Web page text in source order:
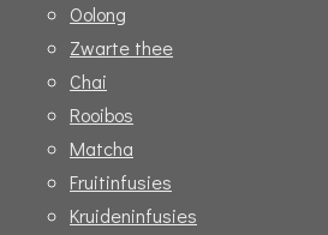
Oolong
Zwarte thee
Chai
Rooibos
Matcha
Fruitinfusies
Kruideninfusies